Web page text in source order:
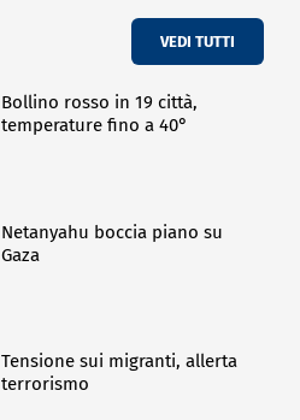
VEDI TUTTI
Bollino rosso in 19 città,
temperature fino a 40°
Netanyahu boccia piano su
Gaza
Tensione sui migranti, allerta
terrorismo